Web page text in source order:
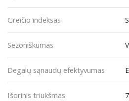
Greičio indeksas S
Sezoniškumas
Degalų sąnaudų efektyvumas E
Išorinis triukšmas